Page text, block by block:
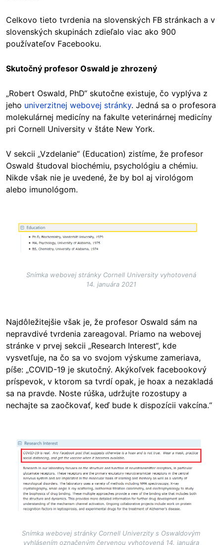
Celkovo tieto tvrdenia na slovenských FB stránkach a v
slovenských skupinách zdieľalo viac ako 900
používateľov Facebooku.
Skutočný profesor Oswald je zhrozený
„Robert Oswald, PhD“ skutočne existuje, čo vyplýva z
jeho univerzitnej webovej stránky. Jedná sa o profesora
molekulárnej medicíny na fakulte veterinárnej medicíny
pri Cornell University v štáte New York.
V sekcii „Vzdelanie“ (Education) zistíme, že profesor
Oswald študoval biochémiu, psychológiu a chémiu.
Nikde však nie je uvedené, že by bol aj virológom
alebo imunológom.
Image
Snímka webovej stránky Cornell University vyhotovená
14. januára 2021
Najdôležitejšie však je, že profesor Oswald sám na
nepravdivé tvrdenia zareagoval. Priamo na webovej
stránke v prvej sekcii „Research Interest“, kde
vysvetľuje, na čo sa vo svojom výskume zameriava,
píše: „COVID-19 je skutočný. Akýkoľvek facebookový
príspevok, v ktorom sa tvrdí opak, je hoax a nezakladá
sa na pravde. Noste rúška, udržujte rozostupy a
nechajte sa zaočkovať, keď bude k dispozícii vakcína.“
Image
Snímka webovej stránky Cornell Univerzity s Oswaldovým
vyhlásením označeným červenou vyhotovená 14. januára